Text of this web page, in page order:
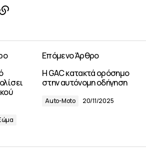
Επόμενο Άρθρο
Η GAC κατακτά ορόσημο
στην αυτόνομη οδήγηση
Auto-Moto 20/11/2025